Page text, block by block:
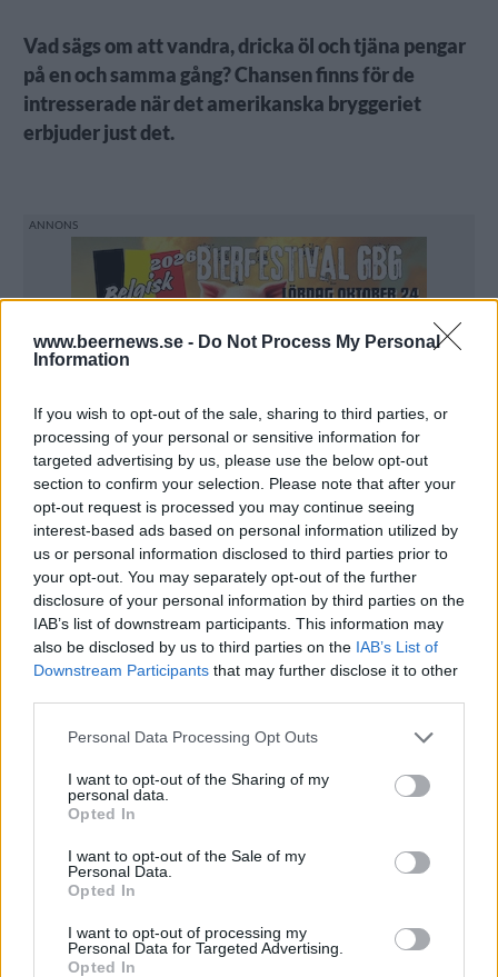
www.beernews.se - Do Not Process My Personal
Information
If you wish to opt-out of the sale, sharing to third parties, or
processing of your personal or sensitive information for
targeted advertising by us, please use the below opt-out
section to confirm your selection. Please note that after your
opt-out request is processed you may continue seeing
interest-based ads based on personal information utilized by
us or personal information disclosed to third parties prior to
your opt-out. You may separately opt-out of the further
disclosure of your personal information by third parties on the
IAB’s list of downstream participants. This information may
also be disclosed by us to third parties on the IAB’s List of
Downstream Participants that may further disclose it to other
Personal Data Processing Opt Outs
I want to opt-out of the Sharing of my
personal data.
Opted In
I want to opt-out of the Sale of my
Personal Data.
Opted In
I want to opt-out of processing my
Personal Data for Targeted Advertising.
Opted In
Vad sägs om att vandra, dricka öl och tjäna pengar
på en och samma gång? Chansen finns för de
intresserade när det amerikanska bryggeriet
erbjuder just det.
Det är Devil´s Backbone som erbjuder möjligheten
och planen är att det hela ska genomföras under
nästa år.
Det handlar inte om någon liten dagstripp för den
som får jobbet. Planen är att den utvalda personen
ska vandra mellan fem och sju månader, och då
vandringen ska dokumenteras via sociala media och
den utvalda personen för titeln ”Chief Hiking
uppdraget.